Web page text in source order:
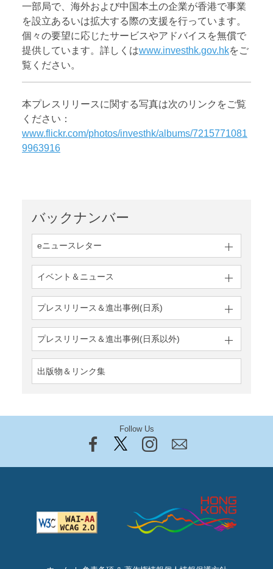
バックナンバー
eニュースレター
イベント＆ニュース
プレスリリース＆進出事例(日系)
プレスリリース＆進出事例(日系以外)
出版物＆リンク集
一部局で、海外および中国本土の企業が香港で事業
を設立あるいは拡大する際の支援を行っています。
個々の要望に応じたサービスやアドバイスを無償で
提供しています。詳しくはwww.investhk.gov.hkをご
覧ください。
本プレスリリースに関する写真は次のリンクをご覧
ください：
www.flickr.com/photos/investhk/albums/7215771081
9963916
Follow Us